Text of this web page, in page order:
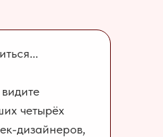
четырёх
дизайнеров,